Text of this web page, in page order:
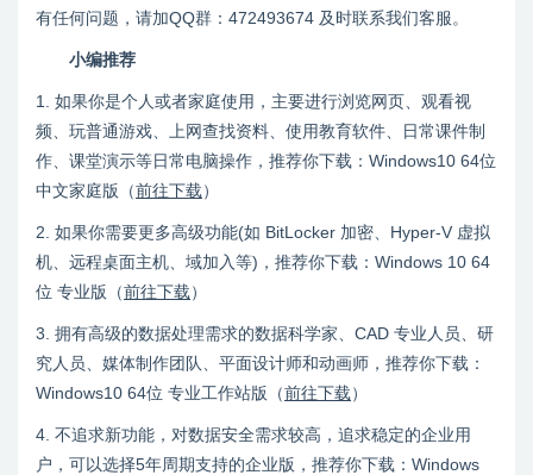
有任何问题，请加QQ群：472493674 及时联系我们客服。
小编推荐
1. 如果你是个人或者家庭使用，主要进行浏览网页、观看视
频、玩普通游戏、上网查找资料、使用教育软件、日常课件制
作、课堂演示等日常电脑操作，推荐你下载：Windows10 64位
中文家庭版（前往下载）
2. 如果你需要更多高级功能(如 BitLocker 加密、Hyper-V 虚拟
机、远程桌面主机、域加入等)，推荐你下载：Windows 10 64
位 专业版（前往下载）
3. 拥有高级的数据处理需求的数据科学家、CAD 专业人员、研
究人员、媒体制作团队、平面设计师和动画师，推荐你下载：
Windows10 64位 专业工作站版（前往下载）
4. 不追求新功能，对数据安全需求较高，追求稳定的企业用
户，可以选择5年周期支持的企业版，推荐你下载：Windows